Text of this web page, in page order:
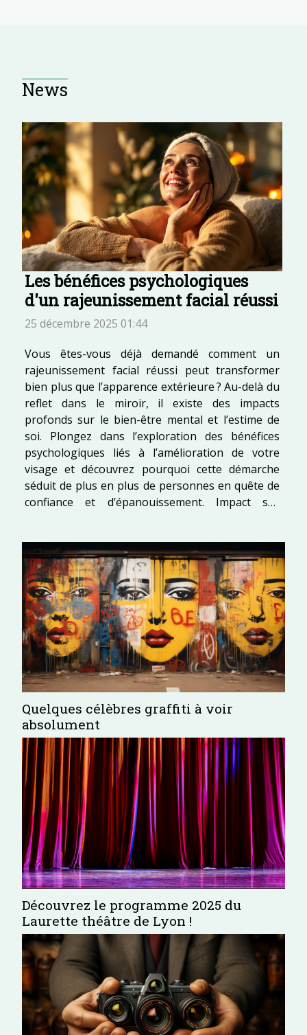
News
Les bénéfices psychologiques
d'un rajeunissement facial réussi
25 décembre 2025 01:44
Vous êtes-vous déjà demandé comment un
rajeunissement facial réussi peut transformer
bien plus que l’apparence extérieure ? Au-delà du
reflet dans le miroir, il existe des impacts
profonds sur le bien-être mental et l’estime de
soi. Plongez dans l’exploration des bénéfices
psychologiques liés à l’amélioration de votre
visage et découvrez pourquoi cette démarche
séduit de plus en plus de personnes en quête de
confiance et d’épanouissement. Impact sur
soi, favorisant une meilleure image de soi et...
Quelques célèbres graffiti à voir
absolument
Découvrez le programme 2025 du
Laurette théâtre de Lyon !